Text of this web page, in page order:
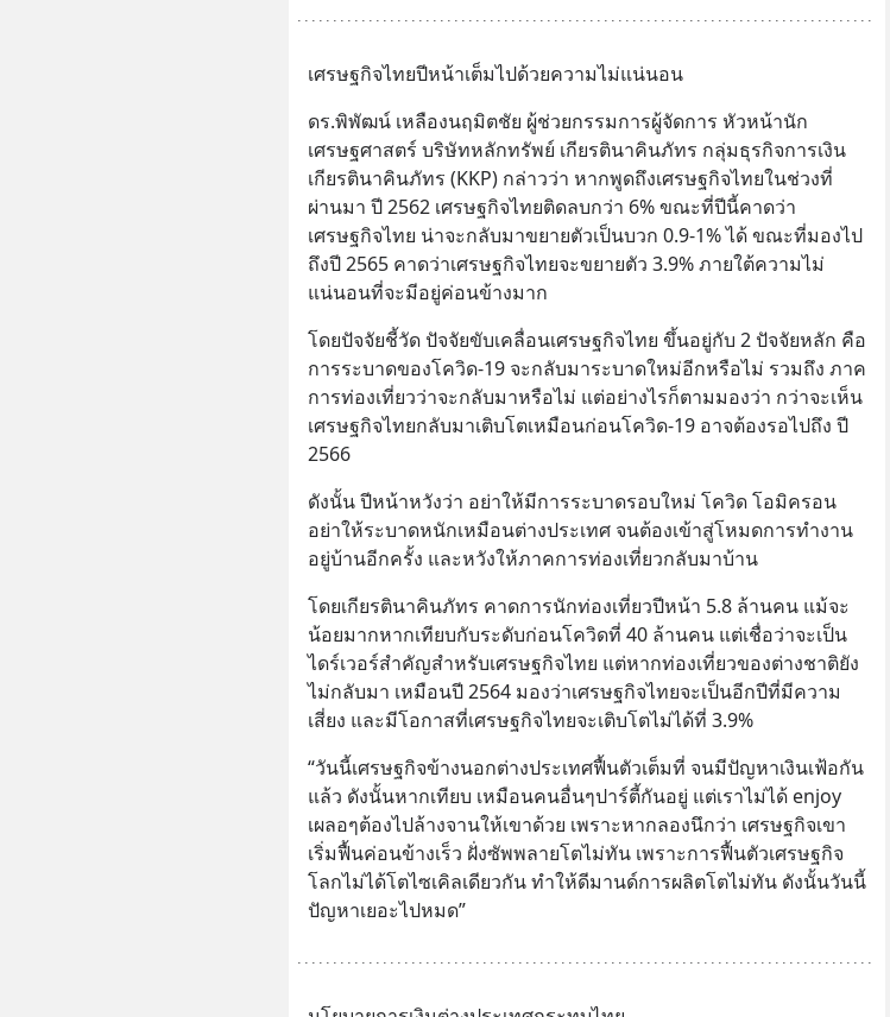
เศรษฐกิจไทยปีหน้าเต็มไปด้วยความไม่แน่นอน
ดร.พิพัฒน์ เหลืองนฤมิตชัย ผู้ช่วยกรรมการผู้จัดการ หัวหน้านัก
เศรษฐศาสตร์ บริษัทหลักทรัพย์ เกียรตินาคินภัทร กลุ่มธุรกิจการเงิน
เกียรตินาคินภัทร (KKP) กล่าวว่า หากพูดถึงเศรษฐกิจไทยในช่วงที่
ผ่านมา ปี 2562 เศรษฐกิจไทยติดลบกว่า 6% ขณะที่ปีนี้คาดว่า
เศรษฐกิจไทย น่าจะกลับมาขยายตัวเป็นบวก 0.9-1% ได้ ขณะที่มองไป
ถึงปี 2565 คาดว่าเศรษฐกิจไทยจะขยายตัว 3.9% ภายใต้ความไม่
แน่นอนที่จะมีอยู่ค่อนข้างมาก
โดยปัจจัยชี้วัด ปัจจัยขับเคลื่อนเศรษฐกิจไทย ขึ้นอยู่กับ 2 ปัจจัยหลัก คือ
การระบาดของโควิด-19 จะกลับมาระบาดใหม่อีกหรือไม่ รวมถึง ภาค
การท่องเที่ยวว่าจะกลับมาหรือไม่ แต่อย่างไรก็ตามมองว่า กว่าจะเห็น
เศรษฐกิจไทยกลับมาเติบโตเหมือนก่อนโควิด-19 อาจต้องรอไปถึง ปี
2566
ดังนั้น ปีหน้าหวังว่า อย่าให้มีการระบาดรอบใหม่ โควิด โอมิครอน
อย่าให้ระบาดหนักเหมือนต่างประเทศ จนต้องเข้าสู่โหมดการทำงาน
อยู่บ้านอีกครั้ง และหวังให้ภาคการท่องเที่ยวกลับมาบ้าน
โดยเกียรตินาคินภัทร คาดการนักท่องเที่ยวปีหน้า 5.8 ล้านคน แม้จะ
น้อยมากหากเทียบกับระดับก่อนโควิดที่ 40 ล้านคน แต่เชื่อว่าจะเป็น
ไดร์เวอร์สำคัญสำหรับเศรษฐกิจไทย แต่หากท่องเที่ยวของต่างชาติยัง
ไม่กลับมา เหมือนปี 2564 มองว่าเศรษฐกิจไทยจะเป็นอีกปีที่มีความ
เสี่ยง และมีโอกาสที่เศรษฐกิจไทยจะเติบโตไม่ได้ที่ 3.9%
“วันนี้เศรษฐกิจข้างนอกต่างประเทศฟื้นตัวเต็มที่ จนมีปัญหาเงินเฟ้อกัน
แล้ว ดังนั้นหากเทียบ เหมือนคนอื่นๆปาร์ตี้กันอยู่ แต่เราไม่ได้ enjoy
เผลอๆต้องไปล้างจานให้เขาด้วย เพราะหากลองนึกว่า เศรษฐกิจเขา
เริ่มฟื้นค่อนข้างเร็ว ฝั่งซัพพลายโตไม่ทัน เพราะการฟื้นตัวเศรษฐกิจ
โลกไม่ได้โตไซเคิลเดียวกัน ทำให้ดีมานด์การผลิตโตไม่ทัน ดังนั้นวันนี้
ปัญหาเยอะไปหมด”